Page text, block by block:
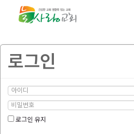
로그인
로그인 유지